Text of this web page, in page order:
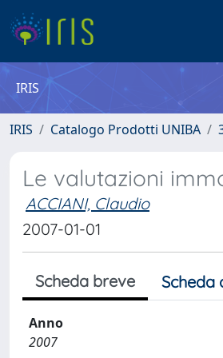
IRIS
IRIS Catalogo Prodotti UNIBA
Le valutazioni
ACCIANI, Claudio
2007-01-01
Scheda breve Scheda
Anno
2007